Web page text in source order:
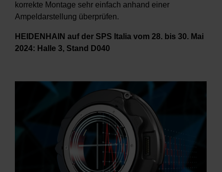
korrekte Montage sehr einfach anhand einer
Ampeldarstellung überprüfen.
HEIDENHAIN auf der SPS Italia vom 28. bis 30. Mai
2024: Halle 3, Stand D040